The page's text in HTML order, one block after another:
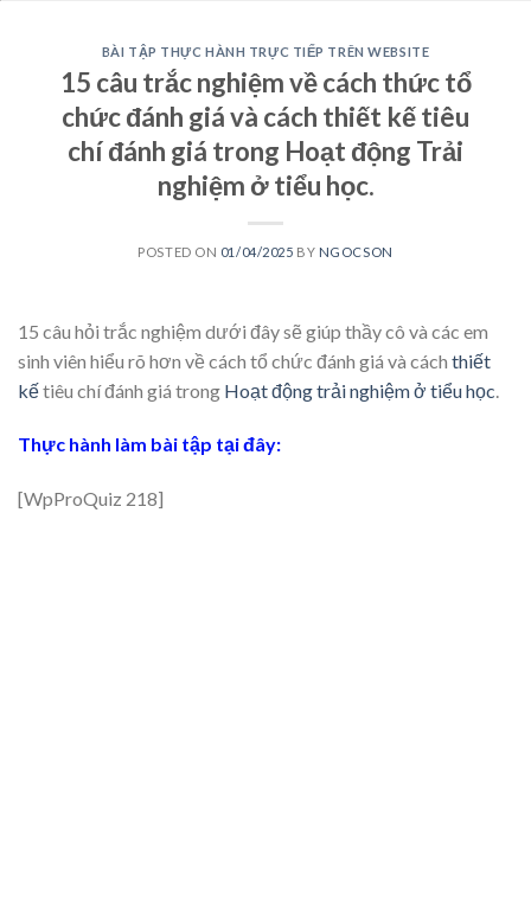
BÀI TẬP THỰC HÀNH TRỰC TIẾP TRÊN WEBSITE
15 câu trắc nghiệm về cách thức tổ
chức đánh giá và cách thiết kế tiêu
chí đánh giá trong Hoạt động Trải
nghiệm ở tiểu học.
POSTED ON 01/04/2025 BY NGOCSON
15 câu hỏi trắc nghiệm dưới đây sẽ giúp thầy cô và các em
sinh viên hiểu rõ hơn về cách tổ chức đánh giá và cách thiết
kếtiêu chí đánh giá trong Hoạt động trải nghiệm ở tiểu học
Thực hành làm bài tập tại đây:
[WpProQuiz 218]